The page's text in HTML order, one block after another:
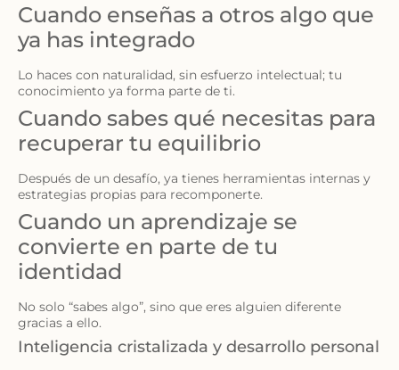
Cuando enseñas a otros algo que
ya has integrado
Lo haces con naturalidad, sin esfuerzo intelectual; tu
conocimiento ya forma parte de ti.
Cuando sabes qué necesitas para
recuperar tu equilibrio
Después de un desafío, ya tienes herramientas internas y
estrategias propias para recomponerte.
Cuando un aprendizaje se
convierte en parte de tu
identidad
No solo “sabes algo”, sino que eres alguien diferente
gracias a ello.
Inteligencia cristalizada y desarrollo personal